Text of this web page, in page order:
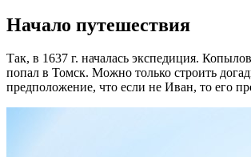
Начало путешествия
Так, в 1637 г. началась экспедиция.
попал в Томск. Можно только строить
предположение, что если не Иван, то его